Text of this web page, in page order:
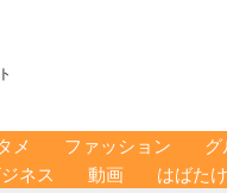
メ ファッション グ
ネス 動画 はばた